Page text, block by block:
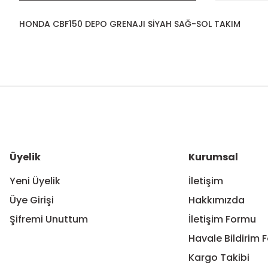
HONDA CBF150 DEPO GRENAJI SİYAH SAĞ-SOL TAKIM
Ürün bilgilerinde hatalar bulunuyor.
Üyelik
Yeni Üyelik
Üye Girişi
Şifremi Unuttum
Kurumsal
İletişim
Hakkımızda
İletişim Formu
Havale Bildirim
Kargo Takibi